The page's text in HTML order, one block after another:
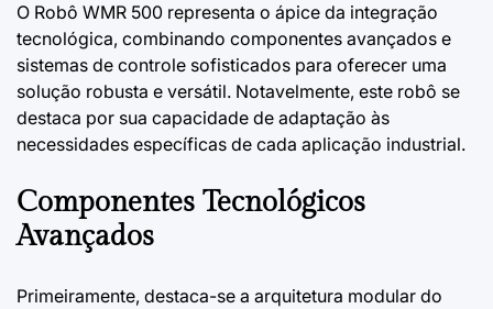
O Robô WMR 500 representa o ápice da integração
tecnológica, combinando componentes avançados e
sistemas de controle sofisticados para oferecer uma
solução robusta e versátil. Notavelmente, este robô se
destaca por sua capacidade de adaptação às
necessidades específicas de cada aplicação industrial.
Componentes Tecnológicos
Avançados
Primeiramente, destaca-se a arquitetura modular do